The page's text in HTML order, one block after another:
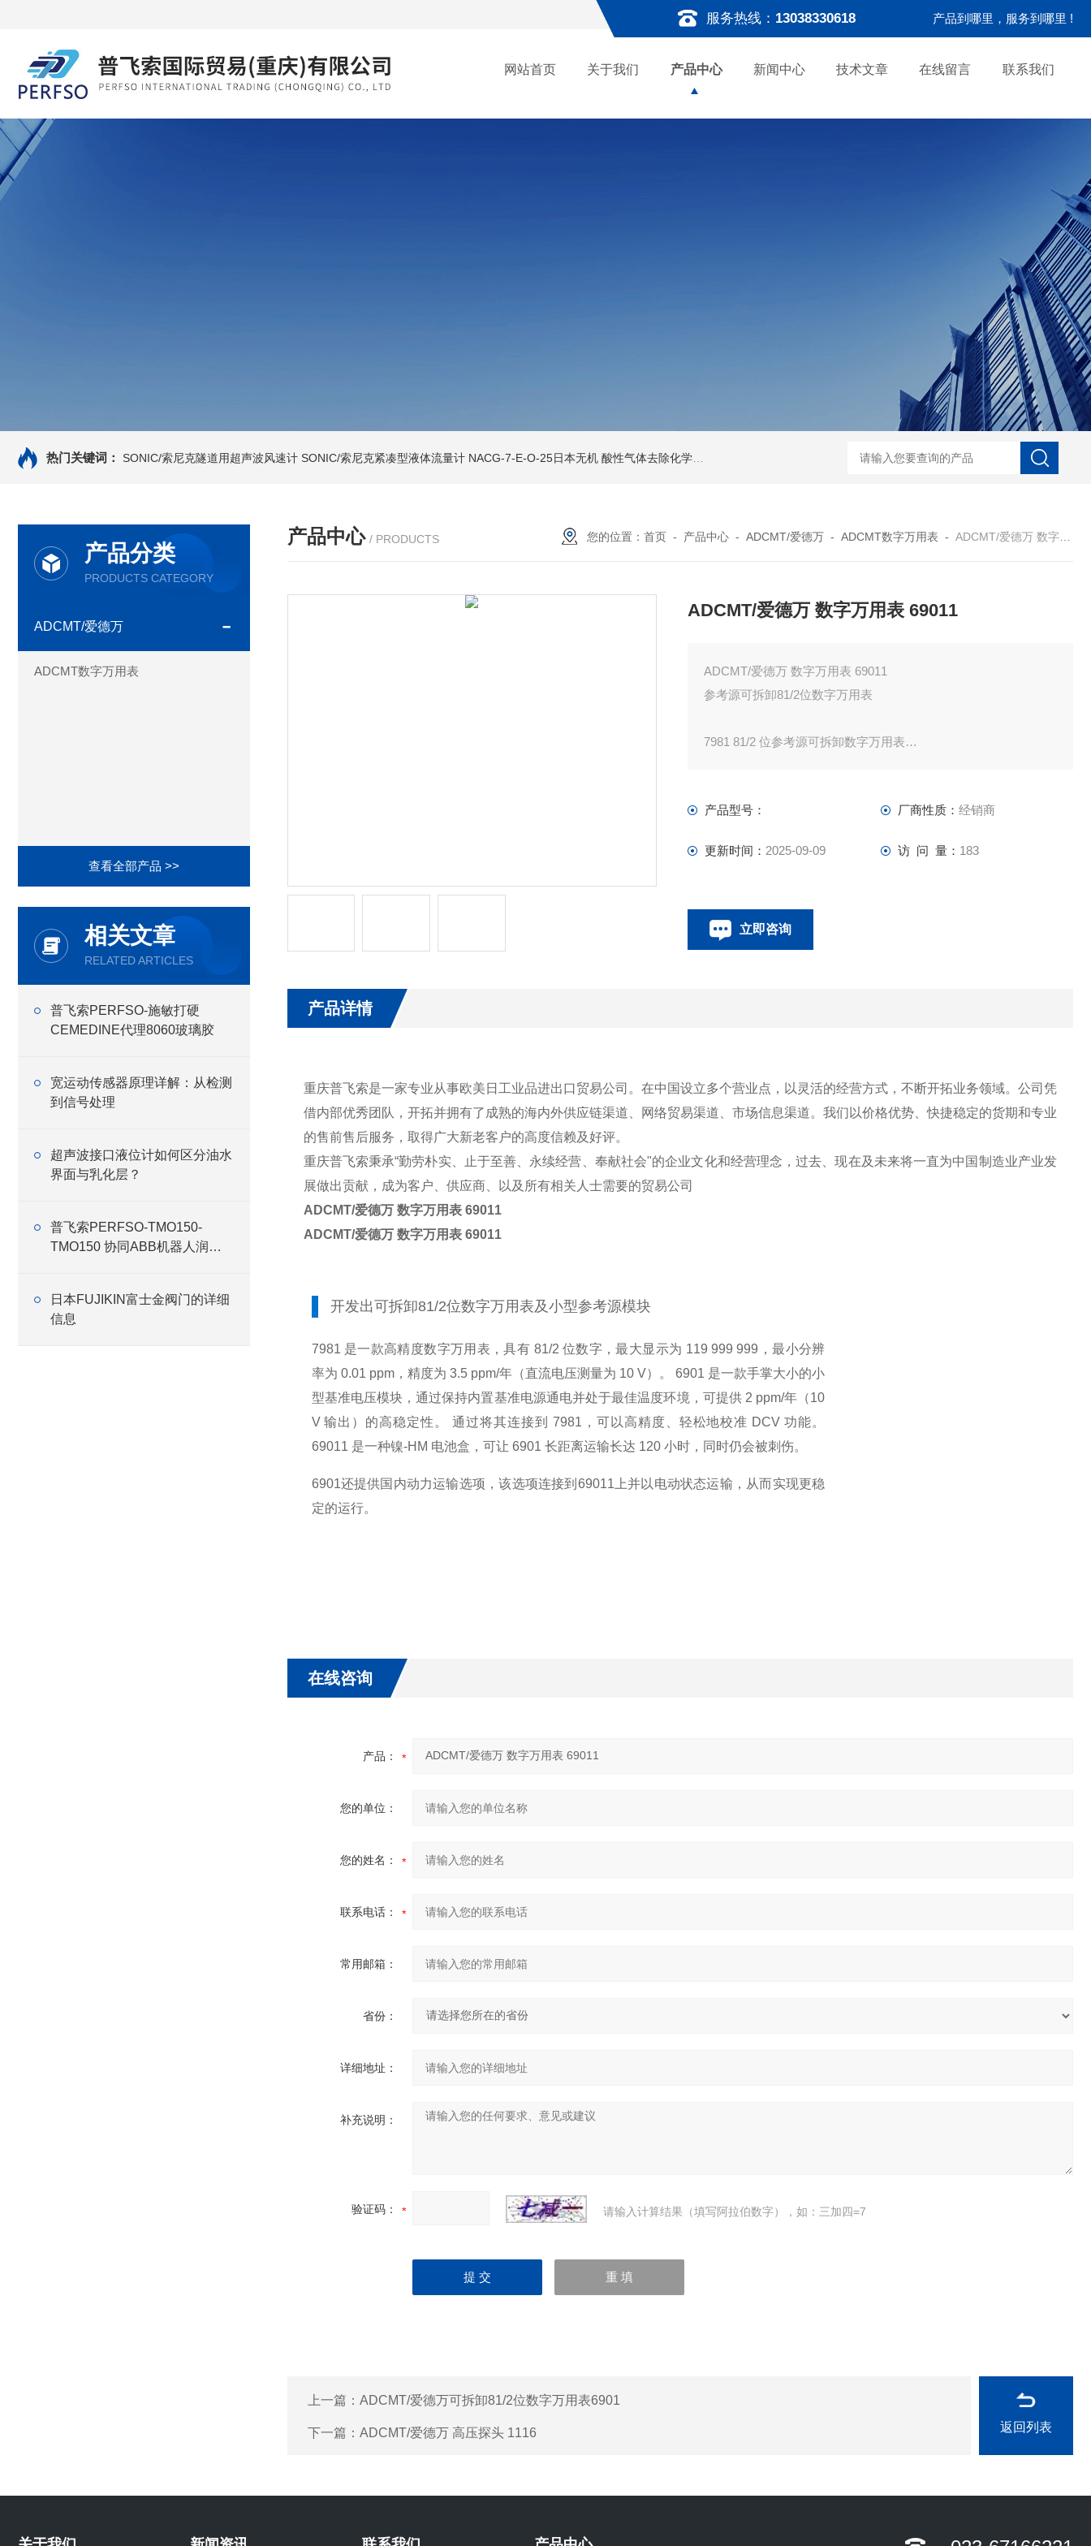
服务热线： 13038330618 产品到哪里，服务到哪里 !
网站首页 关于我们 产品中心 新闻中心 技术文章 在线留言 联系我们
热门关键词： SONIC/索尼克隧道用超声波风速计 SONIC/索尼克紧凑型液体流量计 NACG-7-E-O-25日本无机 酸性气体去除化学滤芯 NECS-7-E-B-25日本无机 酸性气体去除化学滤芯 NECS-7-E-A-25日本无
产品分类
PRODUCTS CATEGORY
ADCMT/爱德万
ADCMT数字万用表
查看全部产品 >>
相关文章
RELATED ARTICLES
普飞索PERFSO-施敏打硬
CEMEDINE代理8060玻璃胶
宽运动传感器原理详解：从检测
到信号处理
超声波接口液位计如何区分油水
界面与乳化层？
普飞索PERFSO-TMO150-
TMO150 协同ABB机器人润滑
日本FUJIKIN富士金阀门的详细
信息
产品中心 / PRODUCTS 您的位置：首页 - 产品中心 -ADCMT/爱德万 -ADCMT数字万用表 -ADCMT/爱德万 数字万用表 69011
ADCMT/爱德万 数字万用表 69011
ADCMT/爱德万 数字万用表 69011
参考源可拆卸81/2位数字万用表
7981 81/2 位参考源可拆卸数字万用表
产品型号：
厂商性质： 经销商
更新时间： 2025-09-09 访 问 量： 183
立即咨询
产品详情
重庆普飞索是一家专业从事欧美日工业品进出口贸易公司。在中国设立多个营业点，以灵活的经营方式，不断开拓业务领域。公司凭
借内部优秀团队，开拓并拥有了成熟的海内外供应链渠道、网络贸易渠道、市场信息渠道。我们以价格优势、快捷稳定的货期和专业
的售前售后服务，取得广大新老客户的高度信赖及好评。
重庆普飞索秉承“勤劳朴实、止于至善、永续经营、奉献社会"的企业文化和经营理念，过去、现在及未来将一直为中国制造业产业发
展做出贡献，成为客户、供应商、以及所有相关人士需要的贸易公司
ADCMT/爱德万 数字万用表 69011
ADCMT/爱德万 数字万用表 69011
开发出可拆卸81/2位数字万用表及小型参考源模块
7981 是一款高精度数字万用表，具有 81/2 位数字，最大显示为 119 999 999，最小分辨
率为 0.01 ppm，精度为 3.5 ppm/年（直流电压测量为 10 V）。 6901 是一款手掌大小的小
型基准电压模块，通过保持内置基准电源通电并处于最佳温度环境，可提供 2 ppm/年（10
V 输出）的高稳定性。 通过将其连接到 7981，可以高精度、轻松地校准 DCV 功能。
69011 是一种镍-HM 电池盒，可让 6901 长距离运输长达 120 小时，同时仍会被刺伤。
6901还提供国内动力运输选项，该选项连接到69011上并以电动状态运输，从而实现更稳
定的运行。
在线咨询
产品：
您的单位：
您的姓名：
联系电话：
常用邮箱：
省份：
详细地址：
补充说明：
验证码： 请输入计算结果（填写阿拉伯数字），如：三加四=7
上一篇： ADCMT/爱德万可拆卸81/2位数字万用表6901
下一篇： ADCMT/爱德万 高压探头 1116 返回列表